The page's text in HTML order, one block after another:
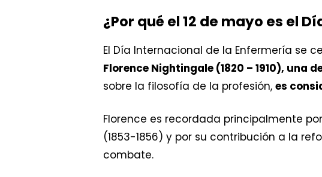
¿Por qué el 12 de mayo es el
El Día Internacional de la Enfermería se
Florence Nightingale (1820 – 1910), una
sobre la filosofía de la profesión, es
Florence es recordada principalmente
(1853-1856) y por su contribución a la
combate.